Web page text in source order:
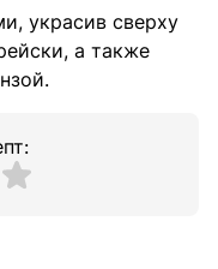
украсив сверху
а также